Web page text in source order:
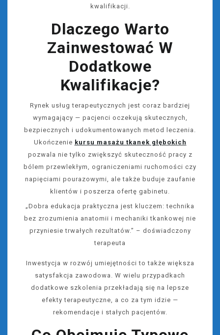
kwalifikacji.
Dlaczego Warto
Zainwestować W
Dodatkowe
Kwalifikacje?
Rynek usług terapeutycznych jest coraz bardziej
wymagający — pacjenci oczekują skutecznych,
bezpiecznych i udokumentowanych metod leczenia.
Ukończenie kursu masażu tkanek głębokich
pozwala nie tylko zwiększyć skuteczność pracy z
bólem przewlekłym, ograniczeniami ruchomości czy
napięciami pourazowymi, ale także buduje zaufanie
klientów i poszerza ofertę gabinetu.
„Dobra edukacja praktyczna jest kluczem: technika
bez zrozumienia anatomii i mechaniki tkankowej nie
przyniesie trwałych rezultatów.” – doświadczony
terapeuta
Inwestycja w rozwój umiejętności to także większa
satysfakcja zawodowa. W wielu przypadkach
dodatkowe szkolenia przekładają się na lepsze
efekty terapeutyczne, a co za tym idzie —
rekomendacje i stałych pacjentów.